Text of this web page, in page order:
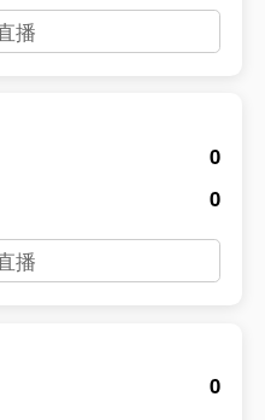
播
0
0
播
0